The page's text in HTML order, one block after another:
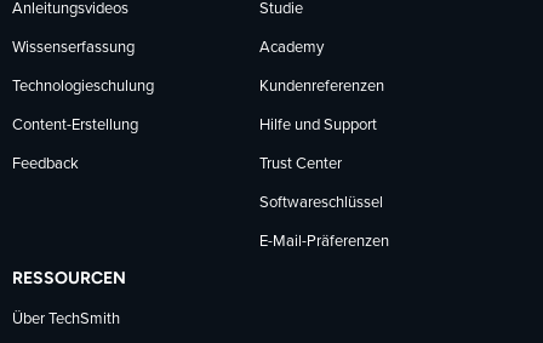
Anleitungsvideos
Wissenserfassung
Technologieschulung
Content-Erstellung
Feedback
Studie
Academy
Kundenreferenzen
Hilfe und Support
Trust Center
Softwareschlüssel
E-Mail-Präferenzen
RESSOURCEN
Über TechSmith